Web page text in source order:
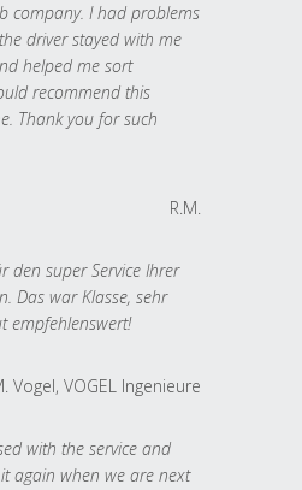
company. I had problems
driver stayed with me
helped me sort
recommend this
Thank you for such
R.M.
den super Service Ihrer
Das war Klasse, sehr
empfehlenswert!
Vogel, VOGEL Ingenieure
with the service and
again when we are next